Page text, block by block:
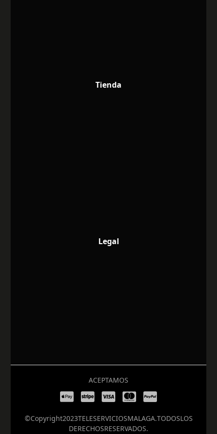
Tienda
Legal
© Copyright 2023 TELESERVICIOS MALAGA. TODOS LOS
DERECHOS RESERVADOS.
ACEPTAMOS